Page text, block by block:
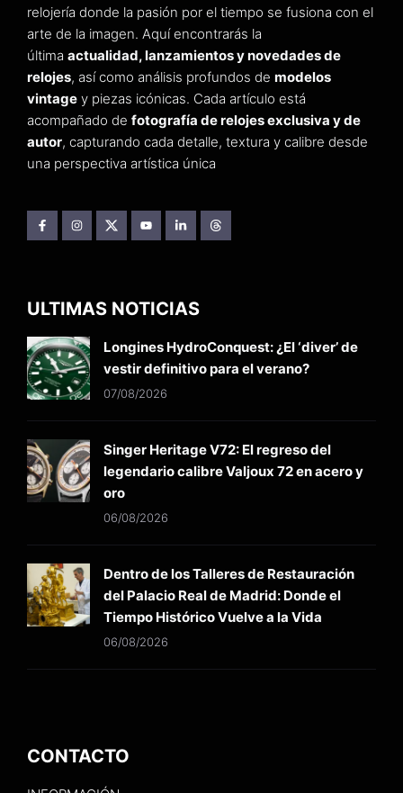
relojería donde la pasión por el tiempo se fusiona con el
arte de la imagen. Aquí encontrarás la
última actualidad, lanzamientos y novedades de
relojes, así como análisis profundos de modelos
vintage y piezas icónicas. Cada artículo está
acompañado de fotografía de relojes exclusiva y de
autor, capturando cada detalle, textura y calibre desde
una perspectiva artística única
ULTIMAS NOTICIAS
Longines HydroConquest: ¿El ‘diver’ de
vestir definitivo para el verano?
07/08/2026
Singer Heritage V72: El regreso del
legendario calibre Valjoux 72 en acero y
oro
06/08/2026
Dentro de los Talleres de Restauración
del Palacio Real de Madrid: Donde el
Tiempo Histórico Vuelve a la Vida
06/08/2026
CONTACTO